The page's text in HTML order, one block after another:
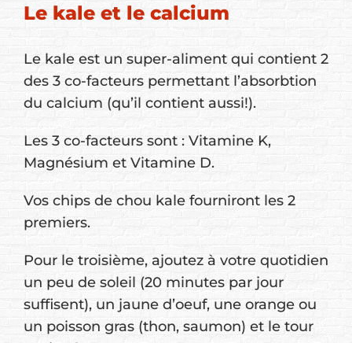
Le kale et le calcium
Le kale est un super-aliment qui contient 2
des 3 co-facteurs permettant l’absorbtion
du calcium (qu’il contient aussi!).
Les 3 co-facteurs sont : Vitamine K,
Magnésium et Vitamine D.
Vos chips de chou kale fourniront les 2
premiers.
Pour le troisième, ajoutez à votre quotidien
un peu de soleil (20 minutes par jour
suffisent), un jaune d’oeuf, une orange ou
un poisson gras (thon, saumon) et le tour